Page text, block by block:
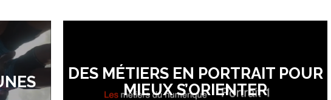
DES MÉTIERS EN PORTRAIT POUR
MIEUX S’ORIENTER